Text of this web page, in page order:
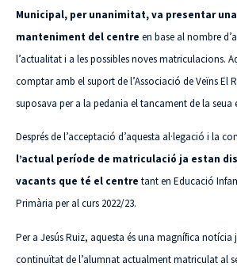
Municipal, per unanimitat, va presentar
manteniment del centre en base al nombre
l’actualitat i a les possibles noves matriculacions.
comptar amb el suport de l’Associació de Veïns El
suposava per a la pedania el tancament de la seua
Després de l’acceptació d’aquesta al·legació i la
l’actual període de matriculació ja estan
vacants que té el centre tant en Educació
Primària per al curs 2022/23.
Per a Jesús Ruiz, aquesta és una magnífica notícia
continuïtat de l’alumnat actualment matriculat al